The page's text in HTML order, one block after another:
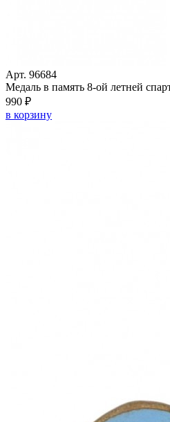
Арт. 96684
Медаль в память 8-ой летней
990 ₽
в корзину